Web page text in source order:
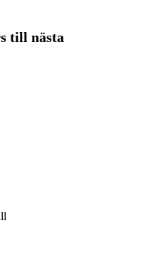
till nästa